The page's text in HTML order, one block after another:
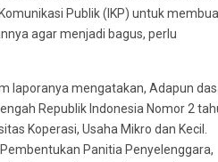
Publik (IKP) untuk
agar menjadi bagus, perlu
laporanya mengatakan, Adapun
Republik Indonesia Nomor 2
Koperasi, Usaha Mikro dan Kecil.
Panitia Penyelenggara,